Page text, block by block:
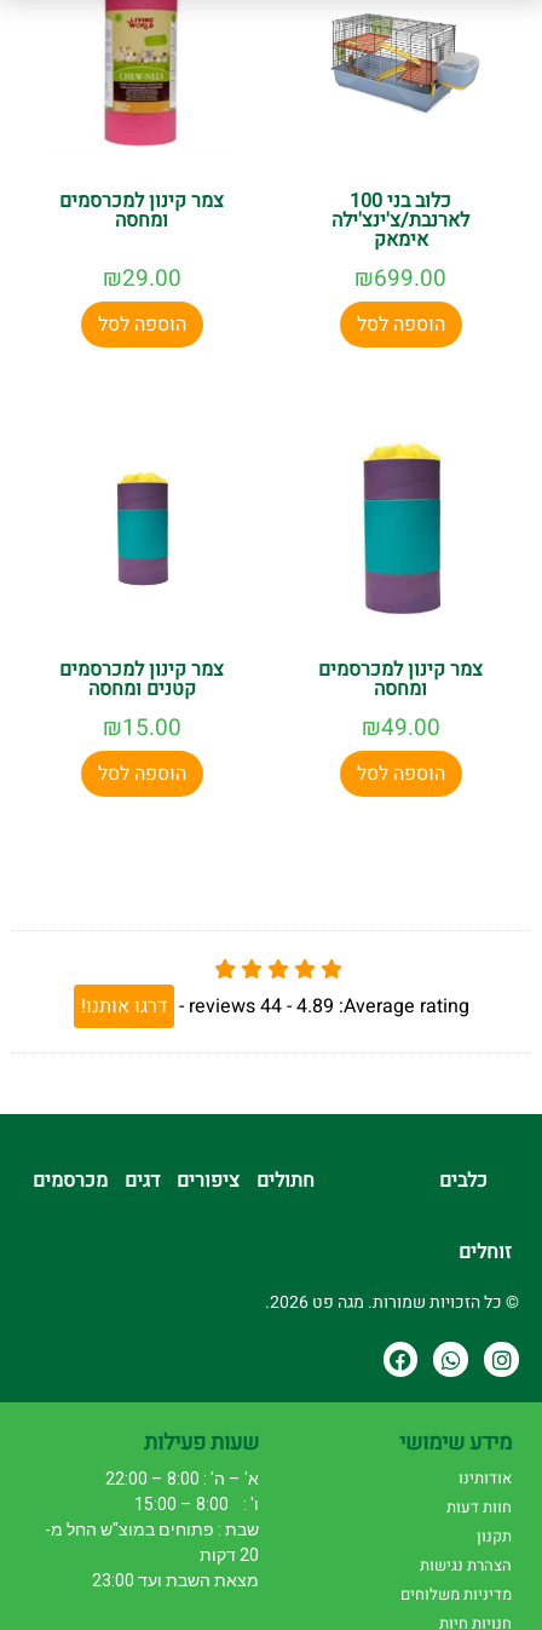
כלוב בני 100
לארנבת/צ'ינצ'ילה
אימאק
₪699.00
הוספה לסל
צמר קינון למכרסמים
ומחסה
₪29.00
הוספה לסל
צמר קינון למכרסמים
ומחסה
₪49.00
הוספה לסל
צמר קינון למכרסמים
קטנים ומחסה
₪15.00
הוספה לסל
Average rating:
4.89 -
44
reviews
- דרגו אותנו!
כלבים חתולים ציפורים דגים מכרסמים
זוחלים
© כל הזכויות שמורות. מגה פט 2026.
מידע שימושי
אודותינו
חוות דעות
תקנון
הצהרת נגישות
מדיניות משלוחים
חנויות חיות
שעות פעילות
א' – ה' : 8:00 – 22:00
ו' : 8:00 – 15:00
שבת : פתוחים במוצ"ש החל מ-
20 דקות
מצאת השבת ועד 23:00